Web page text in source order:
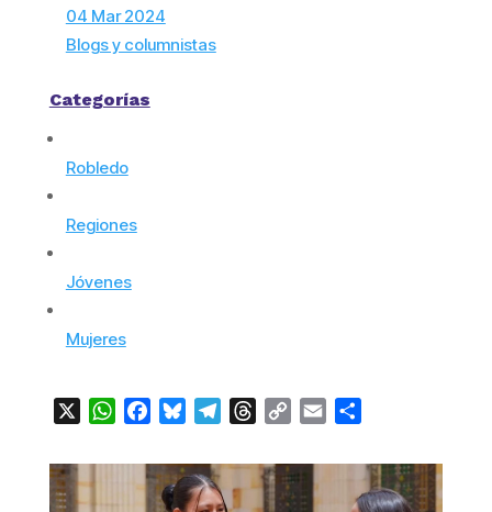
04 Mar 2024
Blogs y columnistas
Categorías
Robledo
Regiones
Jóvenes
Mujeres
WhatsApp
FacebookBlueskyTelegramThreads
Copy Email